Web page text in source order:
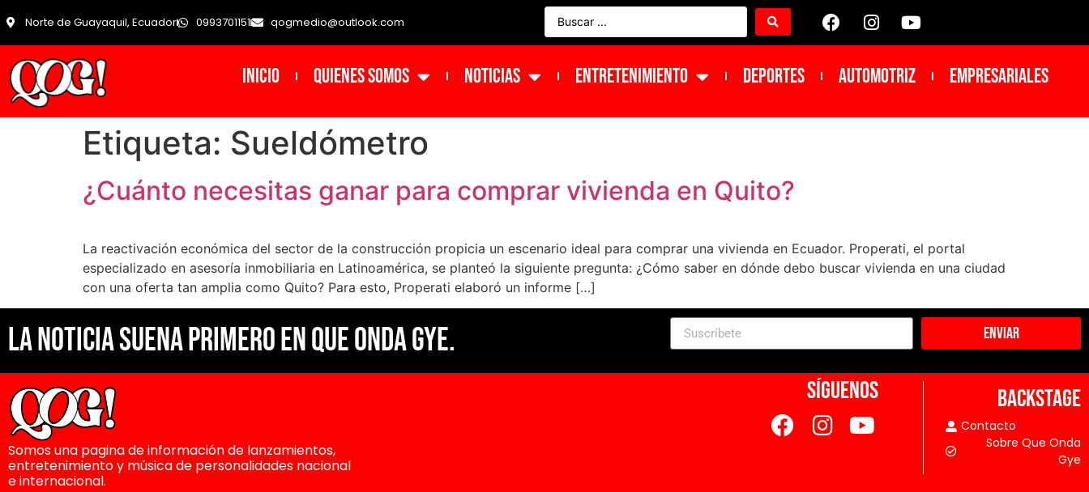
Norte de Guayaquil, Ecuador 0993701151 qogmedio@outlook.com
INICIO Quienes Somos NOTICIAS ENTRETENIMIENTO DEPORTES Automotriz Empresariales
Etiqueta: Sueldómetro
¿Cuánto necesitas ganar para comprar vivienda en Quito?
La reactivación económica del sector de la construcción propicia un escenario ideal para comprar una vivienda en Ecuador. Properati, el portal
especializado en asesoría inmobiliaria en Latinoamérica, se planteó la siguiente pregunta: ¿Cómo saber en dónde debo buscar vivienda en una ciudad
con una oferta tan amplia como Quito? Para esto, Properati elaboró un informe […]
La noticia suena primero en Que Onda Gye. Enviar
Somos una pagina de información de lanzamientos,
entretenimiento y música de personalidades nacional
e internacional.
SÍGUENOS BACKSTAGE
Contacto
Sobre Que Onda
Gye